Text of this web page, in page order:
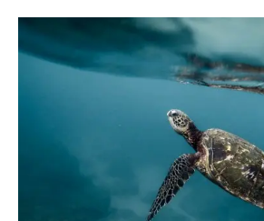
nostra vita ma ci ha insegnato quanto la
nostra specie dipenda dalla natura. Un
pubblicato sulla rivista scientifica
Science conferma la relazione […]